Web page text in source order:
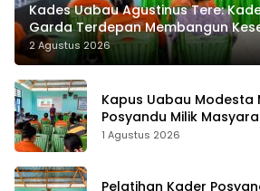
Kades Uabau Agustinus Tere:
Garda Terdepan Membangun
Masyarakat Desa
2 Agustus 2026
Kapus Uabau Modesta
Posyandu Milik
Ujung Tombak Perangi
1 Agustus 2026
Pelatihan Kader